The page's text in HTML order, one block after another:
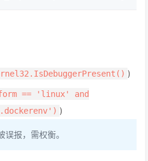
)
== 'linux' and
)
报，需权衡。